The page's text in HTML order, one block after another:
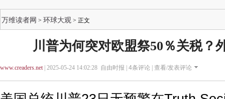
万维读者网 > 环球大观 > 正文
川普为何突对欧盟祭50％关税？
www.creaders.net| 2025-05-24 14:02:28 自由时报 | 4条评论 | 查看/发表评论